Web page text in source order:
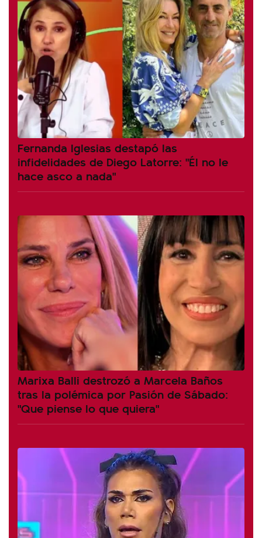
Fernanda Iglesias destapó las
infidelidades de Diego Latorre: "Él no le
hace asco a nada"
Marixa Balli destrozó a Marcela Baños
tras la polémica por Pasión de Sábado:
"Que piense lo que quiera"